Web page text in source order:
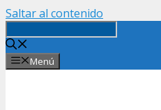
Saltar al contenido
Menú